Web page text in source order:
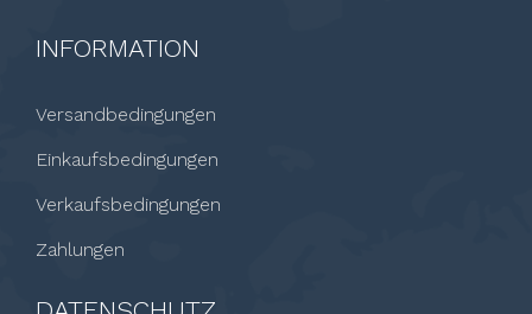
INFORMATION
Versandbedingungen
Einkaufsbedingungen
Verkaufsbedingungen
Zahlungen